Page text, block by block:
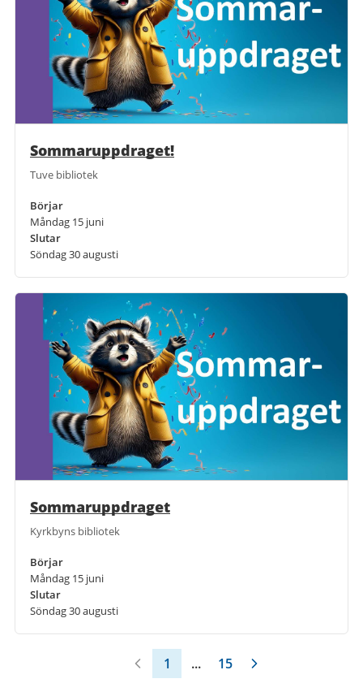
Sommaruppdraget!
Tuve bibliotek
Börjar
Måndag 15 juni
Slutar
Söndag 30 augusti
Sommaruppdraget
Kyrkbyns bibliotek
Börjar
Måndag 15 juni
Slutar
Söndag 30 augusti
1 ... 15